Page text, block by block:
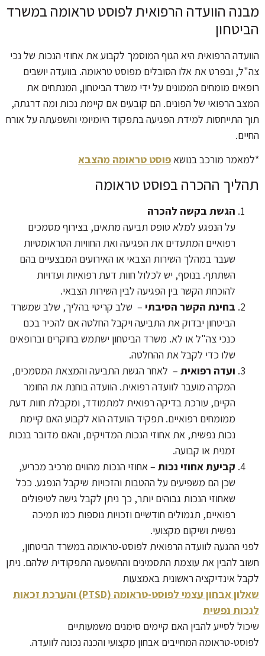
מבנה הוועדה הרפואית לפוסט טראומה במשרד
הביטחון
הוועדה הרפואית היא הגוף המוסמך לקבוע את אחוזי הנכות של נכי
צה"ל, ובפרט את אלו הסובלים מפוסט טראומה. בוועדה יושבים
רופאים מומחים הממונים על ידי משרד הביטחון, המנתחים את
המצב הרפואי של הפונים. הם קובעים אם קיימת נכות ומה דרגתה,
תוך התייחסות למידת הפגיעה בתפקוד היומיומי והשפעתה על אורח
החיים.
*למאמר מורכב בנושאפוסט טראומה מהצבא
תהליך ההכרה בפוסט טראומה
הגשת בקשה להכרה
על הנפגע למלא טופס תביעה מתאים, בצירוף מסמכים
רפואיים המתעדים את הפגיעה ואת החוויות הטראומטיות
שעבר במהלך השירות הצבאי או האירועים המבצעיים בהם
השתתף. בנוסף, יש לכלול חוות דעת רפואיות ועדויות
להוכחת הקשר בין הפגיעה לבין השירות הצבאי.
בחינת הקשר הסיבתי – שלב קריטי בהליך, שלב שמשרד
הביטחון יבדוק את התביעה ויקבל החלטה אם להכיר בכם
כנכי צה"ל או לא. משרד הביטחון ישתמש בחוקרים וברופאים
שלו כדי לקבל את ההחלטה.
ועדה רפואית – לאחר הגשת התביעה והמצאת המסמכים,
המקרה מועבר לוועדה רפואית. הוועדה בוחנת את החומר
הקיים, עורכת בדיקה רפואית למתמודד, ומקבלת חוות דעת
ממומחים רפואיים. תפקיד הוועדה הוא לקבוע האם קיימת
נכות נפשית, את אחוזי הנכות המדויקים, והאם מדובר בנכות
זמנית או קבועה.
קביעת אחוזי נכות – אחוזי הנכות מהווים מרכיב מכריע,
שכן הם משפיעים על ההטבות והזכויות שיקבל הנפגע. ככל
שאחוזי הנכות גבוהים יותר, כך ניתן לקבל גישה לטיפולים
רפואיים, תגמולים חודשיים וזכויות נוספות כמו תמיכה
נפשית ושיקום מקצועי.
לפני ההגעה לוועדה הרפואית לפוסט-טראומה במשרד הביטחון,
חשוב להבין את עוצמת התסמינים וההשפעה התפקודית שלהם. ניתן
לקבל אינדיקציה ראשונית באמצעות
שאלון אבחון עצמי לפוסט-טראומה (PTSD) והערכת זכאות
לנכות נפשית
שיכול לסייע להבין האם קיימים סימנים משמעותיים
לפוסט-טראומה המחייבים אבחון מקצועי והכנה נכונה לוועדה.